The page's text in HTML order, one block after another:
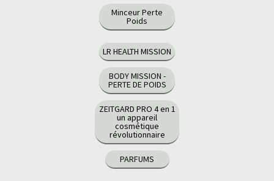
Minceur Perte
Poids
LR HEALTH MISSION
BODY MISSION -
PERTE DE POIDS
ZEITGARD PRO 4 en 1
un appareil
cosmétique
révolutionnaire
PARFUMS